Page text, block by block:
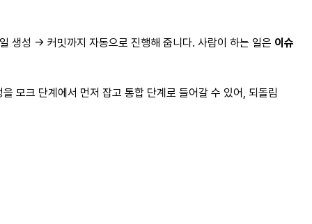
성 → 커밋까지 자동으로 진행해 줍니다. 사람이 하는 일은 이슈
모크 단계에서 먼저 잡고 통합 단계로 들어갈 수 있어, 되돌림